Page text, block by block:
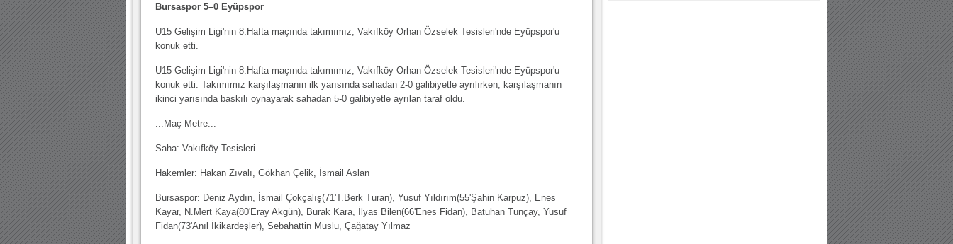
Bursaspor 5–0 Eyüpspor
U15 Gelişim Ligi'nin 8.Hafta maçında takımımız, Vakıfköy Orhan Özselek Tesisleri'nde Eyüpspor'u
konuk etti.
U15 Gelişim Ligi'nin 8.Hafta maçında takımımız, Vakıfköy Orhan Özselek Tesisleri'nde Eyüpspor'u
konuk etti. Takımımız karşılaşmanın ilk yarısında sahadan 2-0 galibiyetle ayrılırken, karşılaşmanın
ikinci yarısında baskılı oynayarak sahadan 5-0 galibiyetle ayrılan taraf oldu.
.::Maç Metre::.
Saha: Vakıfköy Tesisleri
Hakemler: Hakan Zıvalı, Gökhan Çelik, İsmail Aslan
Bursaspor: Deniz Aydın, İsmail Çokçalış(71'T.Berk Turan), Yusuf Yıldırım(55'Şahin Karpuz), Enes
Kayar, N.Mert Kaya(80'Eray Akgün), Burak Kara, İlyas Bilen(66'Enes Fidan), Batuhan Tunçay, Yusuf
Fidan(73'Anıl İkikardeşler), Sebahattin Muslu, Çağatay Yılmaz